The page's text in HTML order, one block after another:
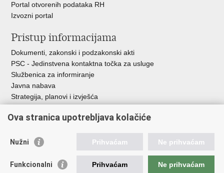
Portal otvorenih podataka RH
Izvozni portal
Pristup informacijama
Dokumenti, zakonski i podzakonski akti
PSC - Jedinstvena kontaktna točka za usluge
Službenica za informiranje
Javna nabava
Strategija, planovi i izvješća
Korisne poveznice
Vlada RH
Ova stranica upotrebljava kolačiće
Nužni Prihvaćam Ne prihvaćam
Funkcionalni Prihvaćam Ne prihvaćam